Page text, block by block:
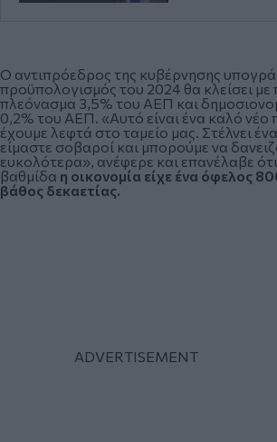
Ο αντιπρόεδρος της κυβέρνησης
προϋπολογισμός του 2024 θα κλείσει με
πλεόνασμα 3,5% του ΑΕΠ και
0,2% του ΑΕΠ. «Αυτό είναι ένα καλό νέο
έχουμε λεφτά στο ταμείο μας. Στέλνει
είμαστε σοβαροί και μπορούμε να
ευκολότερα», ανέφερε και επανέλαβε
βαθμίδα η οικονομία είχε ένα όφελος
βάθος δεκαετίας.